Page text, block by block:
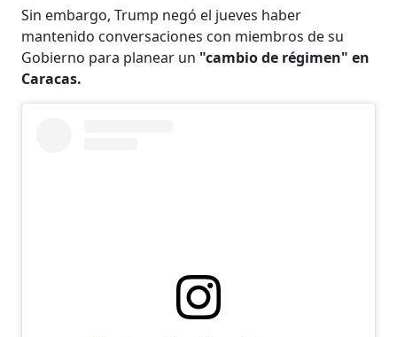
Sin embargo, Trump negó el jueves haber
mantenido conversaciones con miembros de su
Gobierno para planear un "cambio de régimen" en
Caracas.